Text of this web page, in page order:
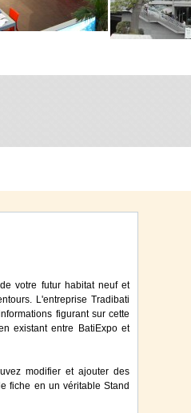
votre futur habitat neuf et
L'entreprise Tradibati
figurant sur cette
existant entre BatiExpo et
modifier et ajouter des
fiche en un véritable Stand